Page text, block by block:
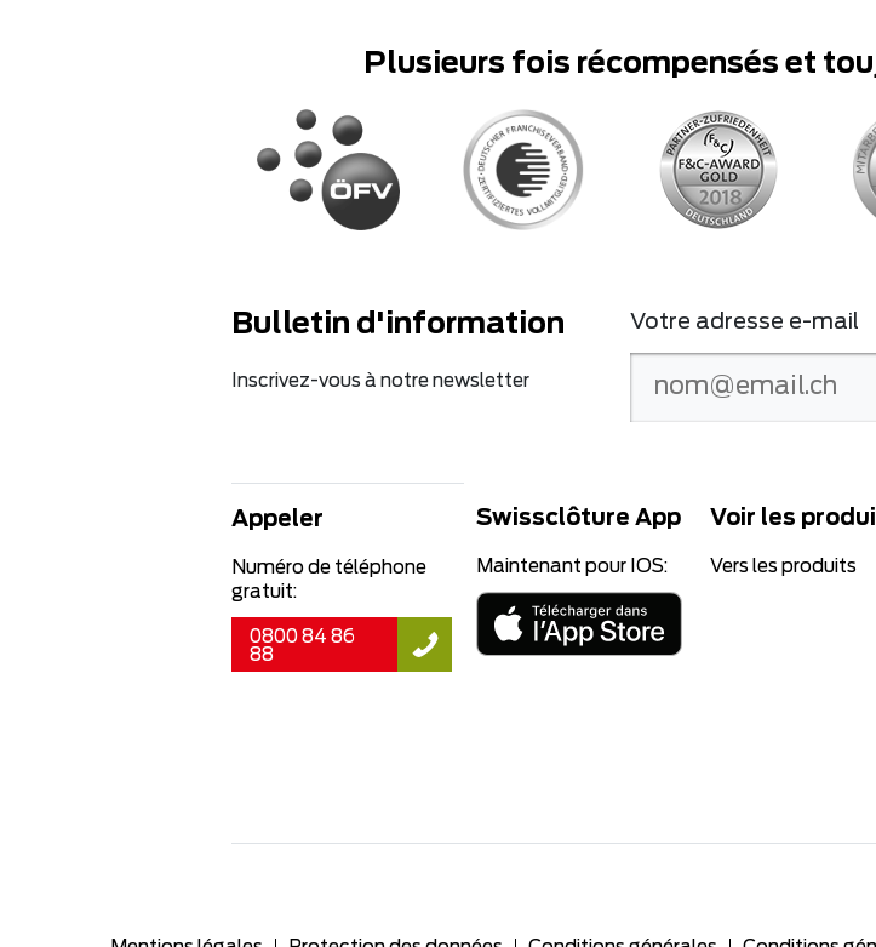
Plusieurs fois récompensés et
Bulletin d'information
Inscrivez-vous à notre newsletter
Votre adresse e-mail
Appeler
Numéro de téléphone
gratuit:
0800 84 86
88
Swissclôture App
Maintenant pour IOS:
Voir les
Vers les produits